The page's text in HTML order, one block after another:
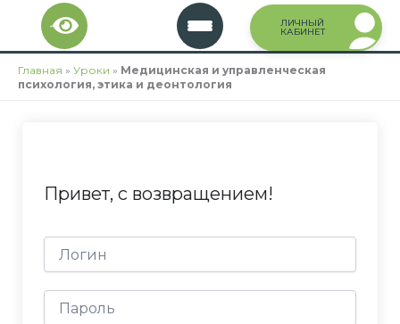
Перейти
содержимому
ЛИЧНЫЙ
КАБИНЕТ
Главная » Уроки » Медицинская и управленческая
психология, этика и деонтология
Привет, с возвращением!